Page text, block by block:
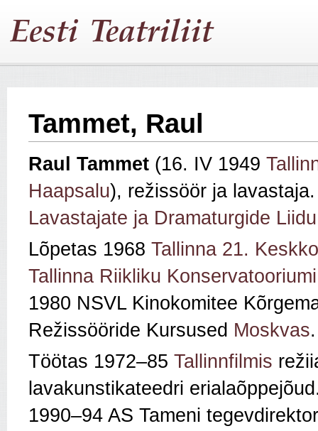
Tammet, Raul
Raul Tammet (16. IV 1949
Haapsalu), režissöör ja
Lavastajate ja Dramaturgide Liidu
Lõpetas 1968 Tallinna 21.
Tallinna Riikliku
1980 NSVL Kinokomitee
Režissööride Kursused Moskvas.
Töötas 1972–85 Tallinnfilmis
lavakunstikateedri
1990–94 AS Tameni